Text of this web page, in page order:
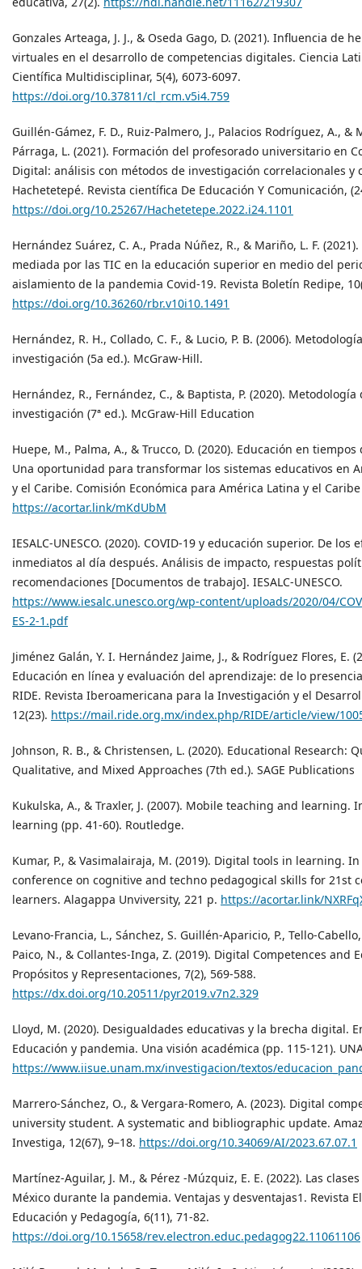
Gonzales Arteaga, J. J., & Oseda Gago, D. (2021). Influencia de
virtuales en el desarrollo de competencias digitales. Ciencia
Científica Multidisciplinar, 5(4), 6073-6097.
https://doi.org/10.37811/cl_rcm.v5i4.759
Guillén-Gámez, F. D., Ruiz-Palmero, J., Palacios Rodríguez, A., &
Párraga, L. (2021). Formación del profesorado universitario en
Digital: análisis con métodos de investigación correlacionales y
Hachetetepé. Revista científica De Educación Y Comunicación,
https://doi.org/10.25267/Hachetetepe.2022.i24.1101
Hernández Suárez, C. A., Prada Núñez, R., & Mariño, L. F.
mediada por las TIC en la educación superior en medio del
aislamiento de la pandemia Covid-19. Revista Boletín Redipe,
https://doi.org/10.36260/rbr.v10i10.1491
Hernández, R. H., Collado, C. F., & Lucio, P. B. (2006).
investigación (5a ed.). McGraw-Hill.
Hernández, R., Fernández, C., & Baptista, P. (2020). Metodología
investigación (7ª ed.). McGraw-Hill Education
Huepe, M., Palma, A., & Trucco, D. (2020). Educación en
Una oportunidad para transformar los sistemas educativos en
y el Caribe. Comisión Económica para América Latina y el Caribe
https://acortar.link/mKdUbM
IESALC-UNESCO. (2020). COVID-19 y educación superior. De los
inmediatos al día después. Análisis de impacto, respuestas
recomendaciones [Documentos de trabajo]. IESALC-UNESCO.
https://www.iesalc.unesco.org/wp-content/uploads/2020/04/
ES-2-1.pdf
Jiménez Galán, Y. I. Hernández Jaime, J., & Rodríguez Flores, E.
Educación en línea y evaluación del aprendizaje: de lo
RIDE. Revista Iberoamericana para la Investigación y el
12(23). https://mail.ride.org.mx/index.php/RIDE/article/view/
Johnson, R. B., & Christensen, L. (2020). Educational Research:
Qualitative, and Mixed Approaches (7th ed.). SAGE Publications
Kukulska, A., & Traxler, J. (2007). Mobile teaching and learning.
learning (pp. 41-60). Routledge.
Kumar, P., & Vasimalairaja, M. (2019). Digital tools in learning.
conference on cognitive and techno pedagogical skills for 21st
learners. Alagappa Unviversity, 221 p. https://acortar.link/
Levano-Francia, L., Sánchez, S. Guillén-Aparicio, P., Tello-
Paico, N., & Collantes-Inga, Z. (2019). Digital Competences and
Propósitos y Representaciones, 7(2), 569-588.
https://dx.doi.org/10.20511/pyr2019.v7n2.329
Lloyd, M. (2020). Desigualdades educativas y la brecha digital.
Educación y pandemia. Una visión académica (pp. 115-121).
https://www.iisue.unam.mx/investigacion/textos/
Marrero-Sánchez, O., & Vergara-Romero, A. (2023). Digital
university student. A systematic and bibliographic update.
Investiga, 12(67), 9–18. https://doi.org/10.34069/AI/2023.67.07.1
Martínez-Aguilar, J. M., & Pérez -Múzquiz, E. E. (2022). Las
México durante la pandemia. Ventajas y desventajas1. Revista
Educación y Pedagogía, 6(11), 71-82.
https://doi.org/10.15658/rev.electron.educ.pedagog22.11061106